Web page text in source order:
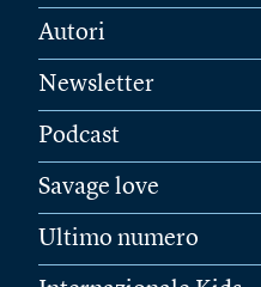
Autori
Newsletter
Podcast
Savage love
Ultimo numero